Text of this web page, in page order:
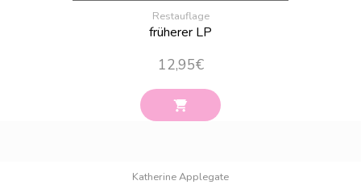
Restauflage
früherer LP
12,95€
Katherine Applegate